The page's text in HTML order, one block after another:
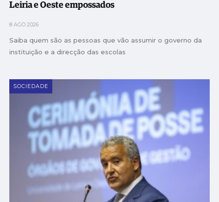
Leiria e Oeste empossados
8 AGO 2026
Saiba quem são as pessoas que vão assumir o governo da
instituição e a direcção das escolas
SOCIEDADE